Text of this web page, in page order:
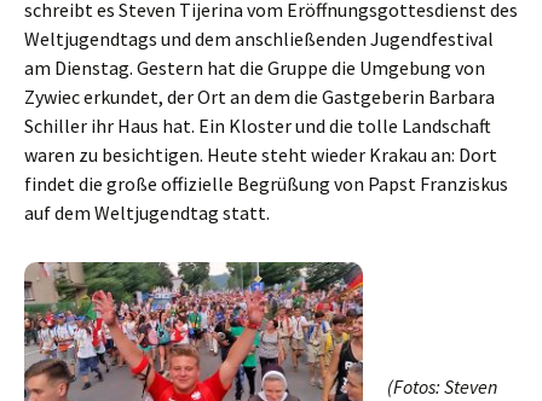
schreibt es Steven Tijerina vom Eröffnungsgottesdienst des
Weltjugendtags und dem anschließenden Jugendfestival
am Dienstag. Gestern hat die Gruppe die Umgebung von
Zywiec erkundet, der Ort an dem die Gastgeberin Barbara
Schiller ihr Haus hat. Ein Kloster und die tolle Landschaft
waren zu besichtigen. Heute steht wieder Krakau an: Dort
findet die große offizielle Begrüßung von Papst Franziskus
auf dem Weltjugendtag statt.
(Fotos: Steven